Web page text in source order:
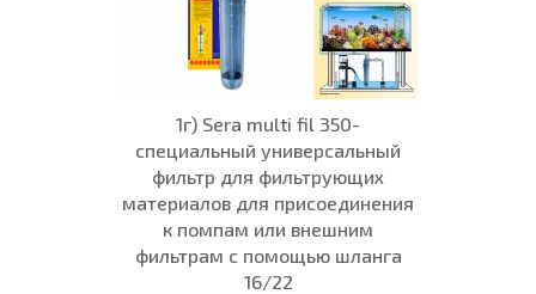
1г) Sera multi fil 350-
специальный универсальный
фильтр для фильтрующих
материалов для присоединения
к помпам или внешним
фильтрам с помощью шланга
16/22